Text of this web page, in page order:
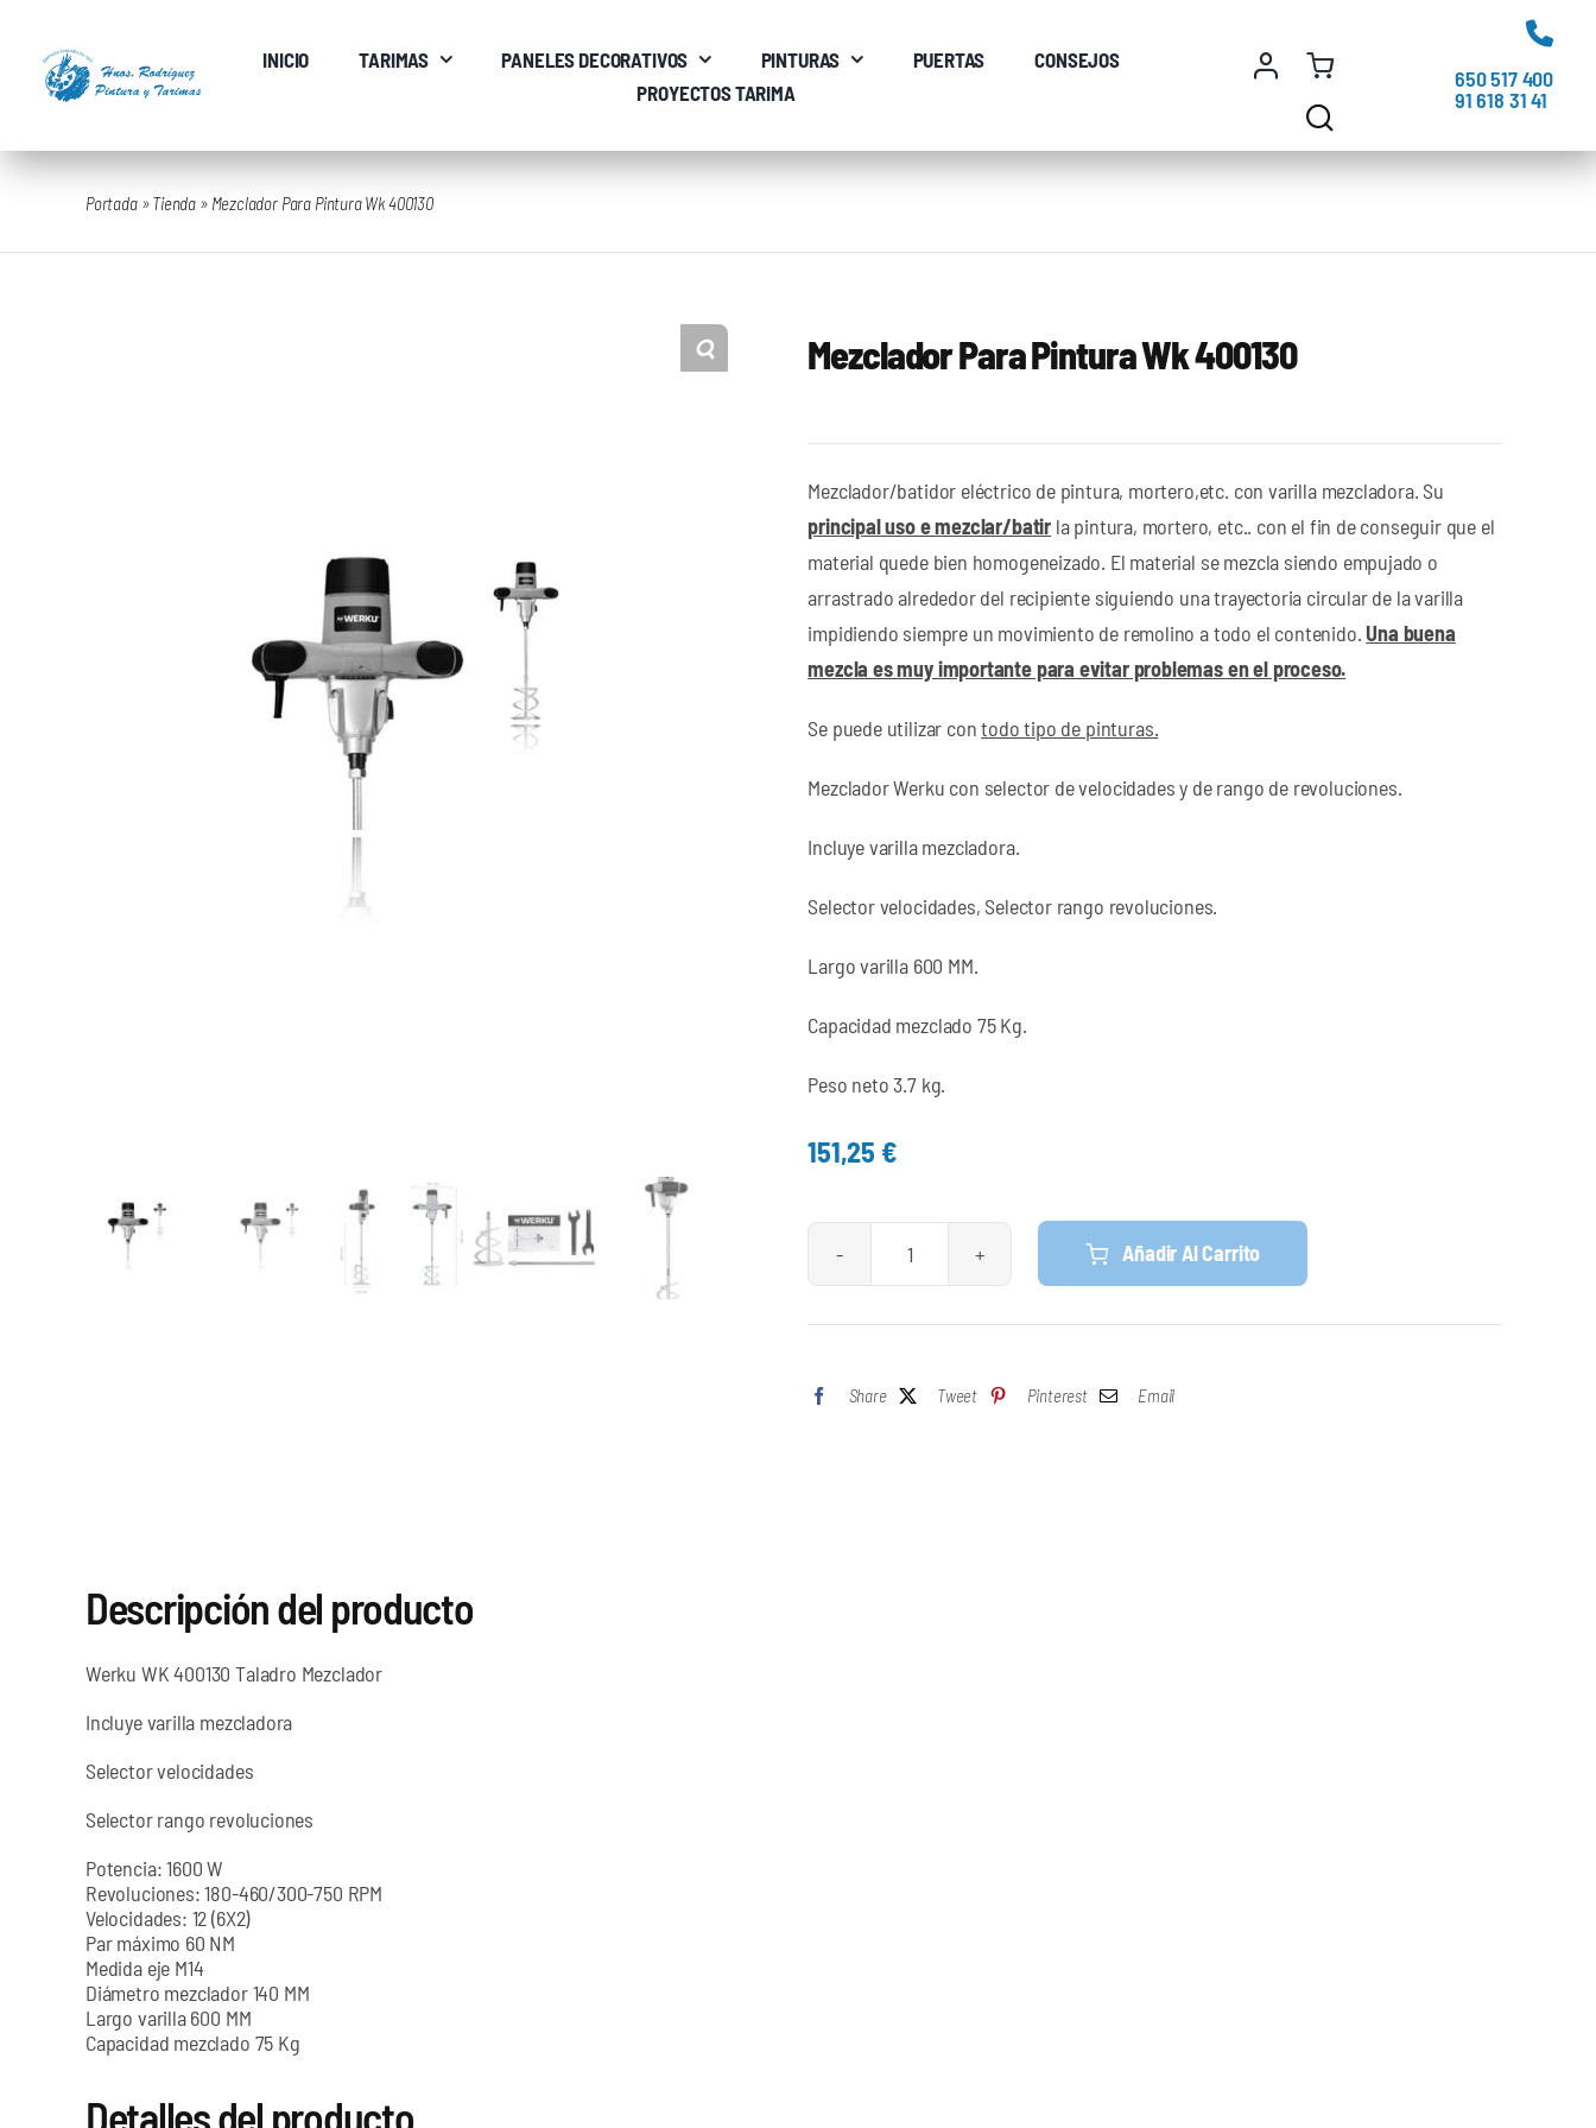
contenido
INICIO TARIMAS PANELES DECORATIVOS PINTURAS PUERTAS
CONSEJOS
PROYECTOS TARIMA
650 517 400
91 618 31 41
Portada»Tienda » Mezclador Para Pintura Wk 400130
Mezclador Para Pintura Wk 400130
Mezclador/batidor eléctrico de pintura, mortero,etc. con varilla mezcladora. Su
principal uso e mezclar/batir la pintura, mortero, etc.. con el fin de conseguir que el
material quede bien homogeneizado. El material se mezcla siendo empujado o
arrastrado alrededor del recipiente siguiendo una trayectoria circular de la varilla
impidiendo siempre un movimiento de remolino a todo el contenido.Una buena
mezcla es muy importante para evitar problemas en el proceso.
Se puede utilizar contodo tipo de pinturas.
Mezclador Werku con selector de velocidades y de rango de revoluciones.
Incluye varilla mezcladora.
Selector velocidades, Selector rango revoluciones.
Largo varilla 600 MM.
Capacidad mezclado 75 Kg.
Peso neto 3.7 kg.
151,25 €
Mezclador
400130
Añadir Al Carrito
Share Tweet Pinterest Email
Descripción del producto
Werku WK 400130 Taladro Mezclador
Incluye varilla mezcladora
Selector velocidades
Selector rango revoluciones
Potencia: 1600 W
Revoluciones: 180-460/300-750 RPM
Velocidades: 12 (6X2)
Par máximo 60 NM
Medida eje M14
Diámetro mezclador 140 MM
Largo varilla 600 MM
Capacidad mezclado 75 Kg
Detalles del producto